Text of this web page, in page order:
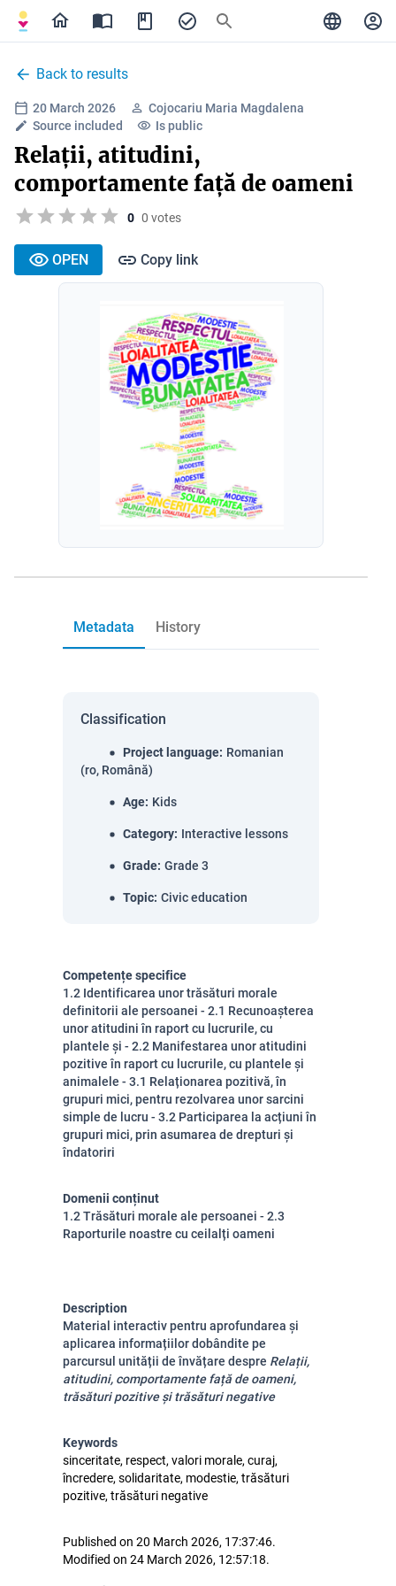
Back to results
20 March 2026
Cojocariu Maria Magdalena
Source included
Is public
Relații, atitudini,
comportamente față de oameni
0 0 votes
OPEN Copy link
Metadata History
Classification
Project language: Romanian
(ro, Română)
Age: Kids
Category: Interactive lessons
Grade: Grade 3
Topic: Civic education
Competențe specifice
1.2 Identificarea unor trăsături morale
definitorii ale persoanei - 2.1 Recunoașterea
unor atitudini în raport cu lucrurile, cu
plantele și - 2.2 Manifestarea unor atitudini
pozitive în raport cu lucrurile, cu plantele și
animalele - 3.1 Relaționarea pozitivă, în
grupuri mici, pentru rezolvarea unor sarcini
simple de lucru - 3.2 Participarea la acțiuni în
grupuri mici, prin asumarea de drepturi și
îndatoriri
Domenii conținut
1.2 Trăsături morale ale persoanei - 2.3
Raporturile noastre cu ceilalți oameni
Description
Material interactiv pentru aprofundarea și
aplicarea informațiilor dobândite pe
parcursul unității de învățare despre Relații,
atitudini, comportamente față de oameni,
trăsături pozitive și trăsături negative
Keywords
sinceritate, respect, valori morale, curaj,
încredere, solidaritate, modestie, trăsături
pozitive, trăsături negative
Published on 20 March 2026, 17:37:46.
Modified on 24 March 2026, 12:57:18.